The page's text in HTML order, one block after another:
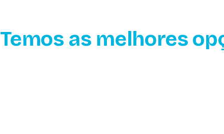
Temos as melhores